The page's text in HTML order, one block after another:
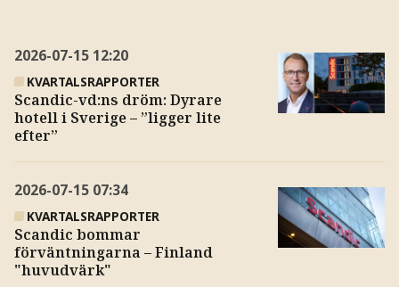
2026-07-15 12:20
KVARTALSRAPPORTER
Scandic-vd:ns dröm: Dyrare
hotell i Sverige – ”ligger lite
efter”
2026-07-15 07:34
KVARTALSRAPPORTER
Scandic bommar
förväntningarna – Finland
"huvudvärk"